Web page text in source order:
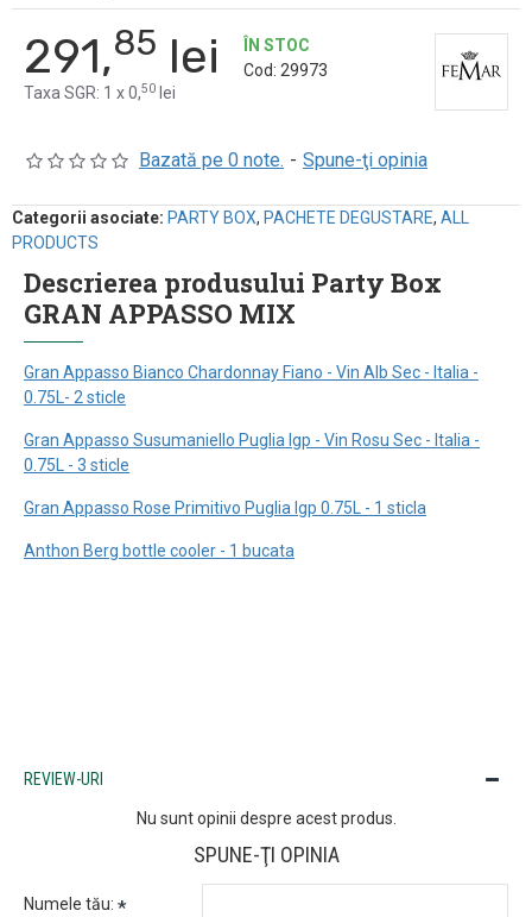
Bazată pe 0 note. - Spune-ţi opinia
291,85 lei
Taxa SGR: 1 x 0,50 lei
ÎN STOC
Cod: 29973
Categorii asociate: PARTY BOX, PACHETE DEGUSTARE, ALL
PRODUCTS
Descrierea produsului Party Box
GRAN APPASSO MIX
Gran Appasso Bianco Chardonnay Fiano - Vin Alb Sec - Italia -
0.75L- 2 sticle
Gran Appasso Susumaniello Puglia Igp - Vin Rosu Sec - Italia -
0.75L - 3 sticle
Gran Appasso Rose Primitivo Puglia Igp 0.75L - 1 sticla
Anthon Berg bottle cooler - 1 bucata
REVIEW-URI
Nu sunt opinii despre acest produs.
SPUNE-ŢI OPINIA
Numele tău: